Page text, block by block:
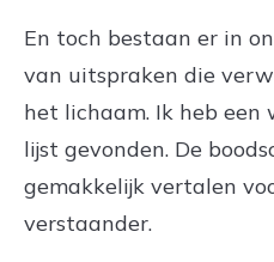
En toch bestaan er in
van uitspraken die
het lichaam. Ik heb
lijst gevonden. De
gemakkelijk vertalen
verstaander.